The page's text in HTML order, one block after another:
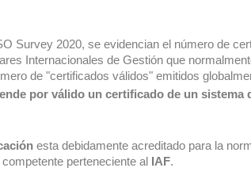
Survey 2020, se evidencian el número de
Internacionales de Gestión que
de "certificados válidos" emitidos
por válido un certificado de un sistema
esta debidamente acreditado para la
perteneciente al IAF.